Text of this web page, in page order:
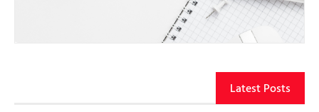
Latest Posts